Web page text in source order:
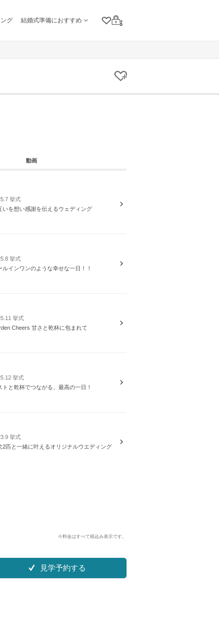
グ 結婚式準備におすすめ
クリップリスト
ログイン
クリップする
動画
挙式
いを想い感謝を伝えるウェディング
挙式
ルインワンのような幸せな一日！！
挙式
Cheers 甘さと乾杯に包まれて
挙式
トと乾杯でつながる、最高の一日！
挙式
2匹と一緒に叶えるオリジナルウエディング
※料金はすべて税込み表示です。
見学予約する